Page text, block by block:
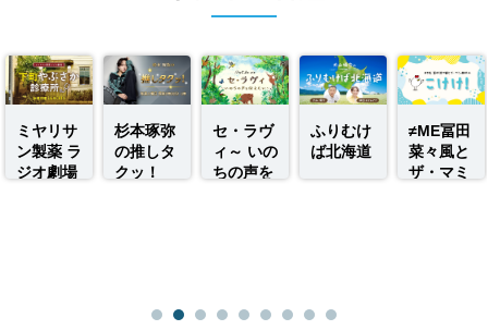
ミヤリサ
ン製薬 ラ
ジオ劇場
杉本琢弥
の推しタ
クッ！
セ・ラヴ
ィ～ いの
ちの声を
ふりむけ
ば北海道
≠ME冨田
菜々風と
ザ・マミ